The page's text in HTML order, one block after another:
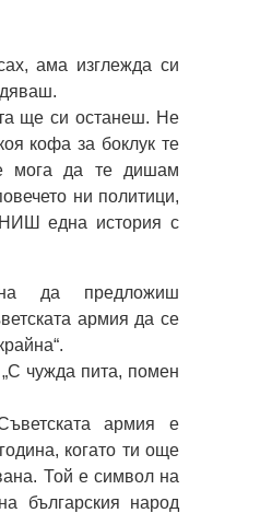
ама изглежда си
ще си останеш. Не
кофа за боклук те
мога да те дишам
ни политици,
една история с
да предложиш
армия да се
чужда пита, помен
армия е
когато ти още
Той е символ на
българския народ